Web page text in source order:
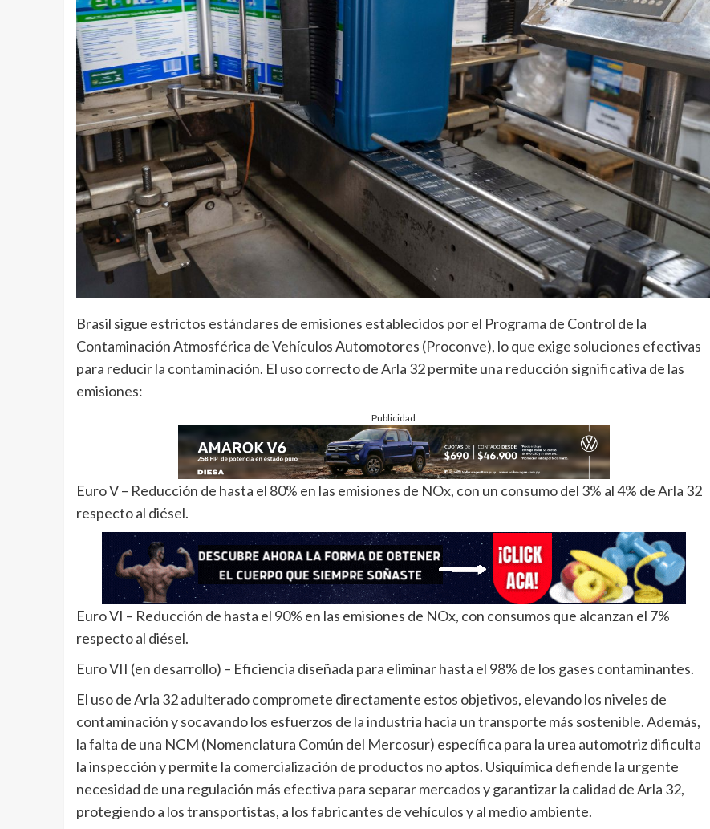
Brasil sigue estrictos estándares de emisiones establecidos por el Programa de Control de la
Contaminación Atmosférica de Vehículos Automotores (Proconve), lo que exige soluciones efectivas
para reducir la contaminación. El uso correcto de Arla 32 permite una reducción significativa de las
emisiones:
Publicidad
Euro V – Reducción de hasta el 80% en las emisiones de NOx, con un consumo del 3% al 4% de Arla 32
respecto al diésel.
Euro VI – Reducción de hasta el 90% en las emisiones de NOx, con consumos que alcanzan el 7%
respecto al diésel.
Euro VII (en desarrollo) – Eficiencia diseñada para eliminar hasta el 98% de los gases contaminantes.
El uso de Arla 32 adulterado compromete directamente estos objetivos, elevando los niveles de
contaminación y socavando los esfuerzos de la industria hacia un transporte más sostenible. Además,
la falta de una NCM (Nomenclatura Común del Mercosur) específica para la urea automotriz dificulta
la inspección y permite la comercialización de productos no aptos. Usiquímica defiende la urgente
necesidad de una regulación más efectiva para separar mercados y garantizar la calidad de Arla 32,
protegiendo a los transportistas, a los fabricantes de vehículos y al medio ambiente.